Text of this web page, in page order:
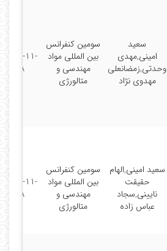
سعید
امینی,مهدی
وحدتی,زمضانعلی
مهدوی نژاد
سومین کنفرانس
بین المللی مواد
مهندسی و
متالورژی
2014-11-
18
سعید امینی,الهام
حقیقت
نایینی,سجاد
عباس زاده
سومین کنفرانس
بین المللی مواد
مهندسی و
متالورژی
2014-11-
18